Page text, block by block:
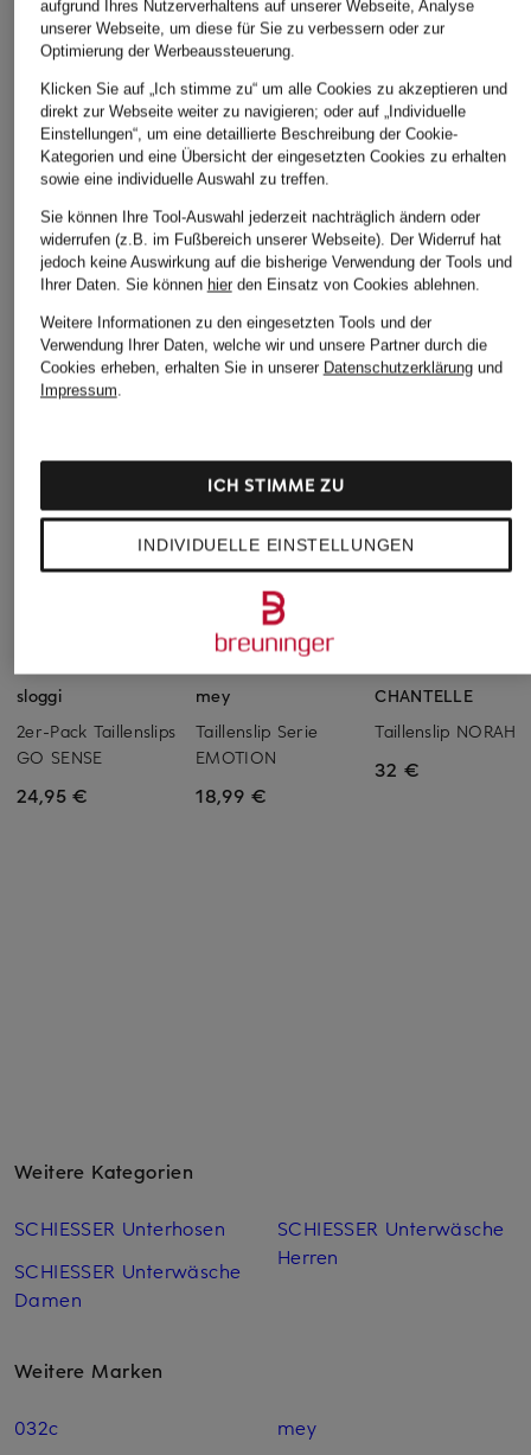
sloggi
2er-Pack Taillenslips
GO SENSE
24,95 €
mey
Taillenslip Serie
EMOTION
18,99 €
CHANTELLE
Taillenslip NORAH
32 €
Weitere Kategorien
SCHIESSER Unterhosen
SCHIESSER Unterwäsche
Damen
SCHIESSER Unterwäsche
Herren
Weitere Marken
032c
mey
aufgrund Ihres Nutzerverhaltens auf unserer Webseite, Analyse
unserer Webseite, um diese für Sie zu verbessern oder zur
Optimierung der Werbeaussteuerung.
Klicken Sie auf „Ich stimme zu“ um alle Cookies zu akzeptieren und
direkt zur Webseite weiter zu navigieren; oder auf „Individuelle
Einstellungen“, um eine detaillierte Beschreibung der Cookie-
Kategorien und eine Übersicht der eingesetzten Cookies zu erhalten
sowie eine individuelle Auswahl zu treffen.
Sie können Ihre Tool-Auswahl jederzeit nachträglich ändern oder
widerrufen (z.B. im Fußbereich unserer Webseite). Der Widerruf hat
jedoch keine Auswirkung auf die bisherige Verwendung der Tools und
Ihrer Daten. Sie können hierden Einsatz von Cookies ablehnen.
Weitere Informationen zu den eingesetzten Tools und der
Verwendung Ihrer Daten, welche wir und unsere Partner durch die
Cookies erheben, erhalten Sie in unserer Datenschutzerklärungund
Impressum.
INDIVIDUELLE EINSTELLUNGEN
ICH STIMME ZU